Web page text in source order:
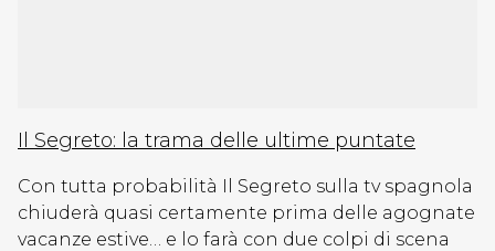
Il Segreto: la trama delle ultime puntate
Con tutta probabilità Il Segreto sulla tv spagnola
chiuderà quasi certamente prima delle agognate
vacanze estive… e lo farà con due colpi di scena